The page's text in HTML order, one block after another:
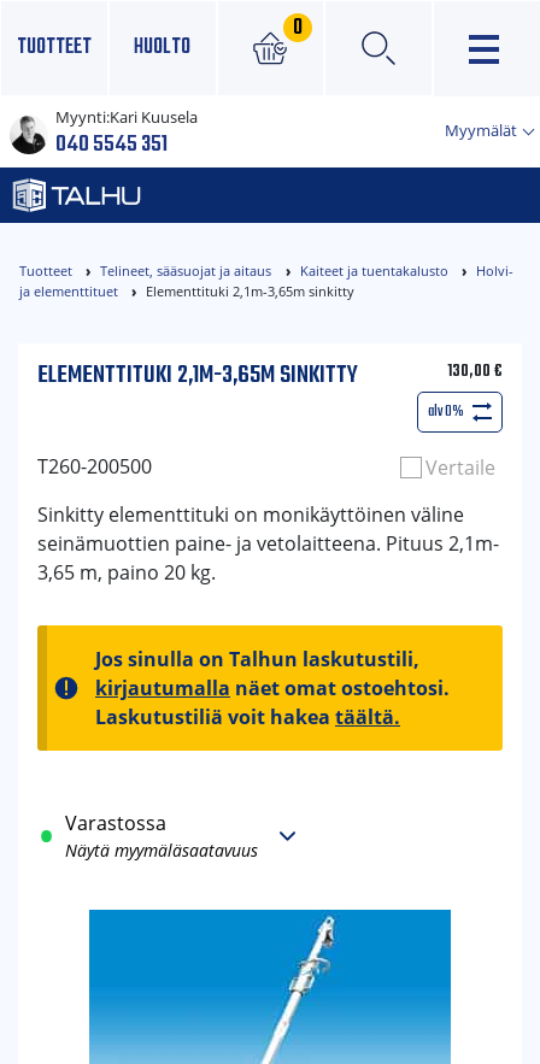
TUOTTEET HUOLTO
0
×
Myynti:Kari Kuusela
040 5545 351 Myymälät
Tuotteet Telineet, sääsuojat ja aitaus Kaiteet ja tuentakalusto
Holvi-
ja elementtituet
Elementtituki 2,1m-3,65m sinkitty
ELEMENTTITUKI 2,1M-3,65M SINKITTY 130,00€
alv 0%
T260-200500
Vertaile
Sinkitty elementtituki on monikäyttöinen väline
seinämuottien paine- ja vetolaitteena. Pituus 2,1m-
3,65 m, paino 20 kg.
Jos sinulla on Talhun laskutustili,
kirjautumalla näet omat ostoehtosi.
Laskutustiliä voit hakea täältä.
Varastossa
Näytä myymäläsaatavuus